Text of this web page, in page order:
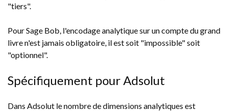
"tiers".
Pour Sage Bob, l'encodage analytique sur un compte du grand
livre n'est jamais obligatoire, il est soit "impossible" soit
"optionnel".
Spécifiquement pour Adsolut
Dans Adsolut le nombre de dimensions analytiques est